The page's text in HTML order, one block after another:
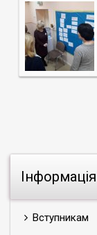
Інформація
Вступникам